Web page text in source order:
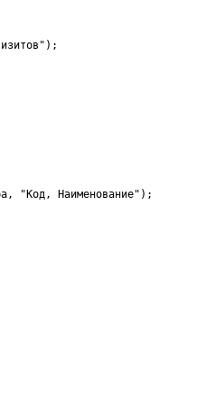
) ;
, "Код, Наименование" ) ;